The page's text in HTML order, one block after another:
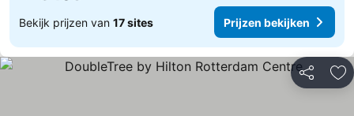
Bekijk prijzen van 17 sites Prijzen bekijken
Delen